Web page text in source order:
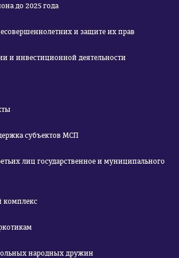
до 2025 года
и защите их прав
и инвестиционной деятельности
субъектов МСП
лиц государственное и муниципального
народных дружин